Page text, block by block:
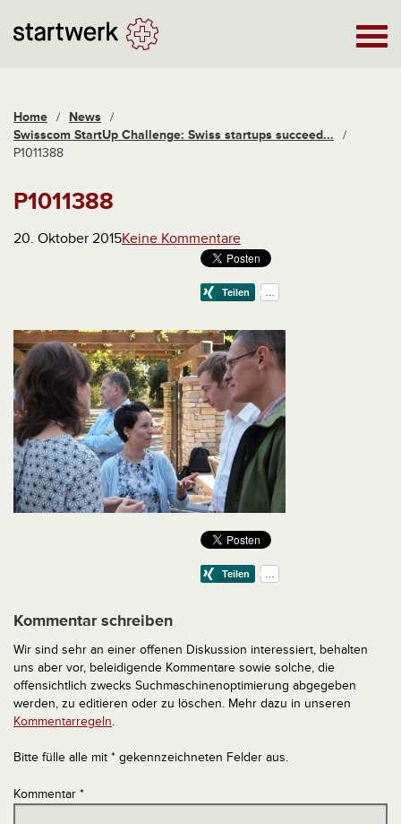
Home / News /
Swisscom StartUp Challenge: Swiss startups succeed...
/
P1011388
P1011388
20. Oktober 2015Keine Kommentare
Kommentar schreiben
Wir sind sehr an einer offenen Diskussion interessiert, behalten
uns aber vor, beleidigende Kommentare sowie solche, die
offensichtlich zwecks Suchmaschinenoptimierung abgegeben
werden, zu editieren oder zu löschen. Mehr dazu in unseren
Kommentarregeln.
Bitte fülle alle mit * gekennzeichneten Felder aus.
Kommentar *